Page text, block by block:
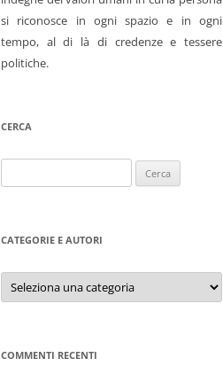
si riconosce in ogni spazio e in ogni
tempo, al di là di credenze e tessere
politiche.
CERCA
per:
CATEGORIE E AUTORI
Categorie
autori
COMMENTI RECENTI